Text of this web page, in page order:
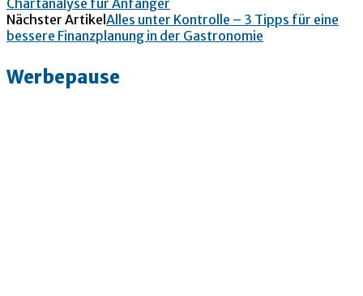
Nächster ArtikelAlles unter Kontrolle – 3 Tipps für eine
bessere Finanzplanung in der Gastronomie
Werbepause